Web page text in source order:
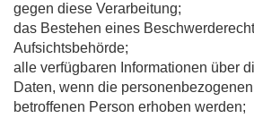
gegen diese Verarbeitung;
das Bestehen eines
Aufsichtsbehörde;
alle verfügbaren Informationen über
Daten, wenn die
betroffenen Person erhoben werden;